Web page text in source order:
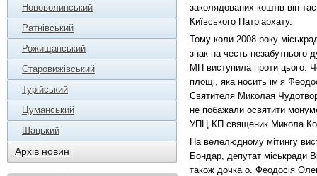
Нововолинський
Ратнівський
Рожищанський
Старовижівський
Турійський
Цуманський
Шацький
Архів новин
заколядованих коштів він
Київського Патріархату.
Тому коли 2008 року
знак на честь
МП виступила проти цього.
площі, яка носить ім’я
Святителя Миколая
не побажали освятити
УПЦ КП священик Микола
На велелюдному мітингу
Бондар, депутат міськради
також дочка о. Феодосія